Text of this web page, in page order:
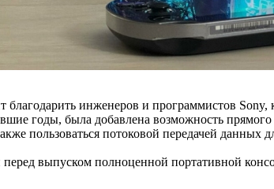
инженеров и программистов
годы, была добавлена возможность
пользоваться потоковой передачей данных
выпуском полноценной портативной